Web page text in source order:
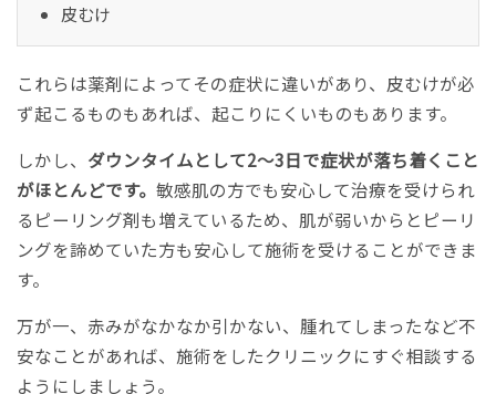
皮むけ
これらは薬剤によってその症状に違いがあり、皮むけが必
ず起こるものもあれば、起こりにくいものもあります。
しかし、 ダウンタイムとして2～3日で症状が落ち着くこと
がほとんどです。 敏感肌の方でも安心して治療を受けられ
るピーリング剤も増えているため、肌が弱いからとピーリ
ングを諦めていた方も安心して施術を受けることができま
す。
万が一、赤みがなかなか引かない、腫れてしまったなど不
安なことがあれば、施術をしたクリニックにすぐ相談する
ようにしましょう。